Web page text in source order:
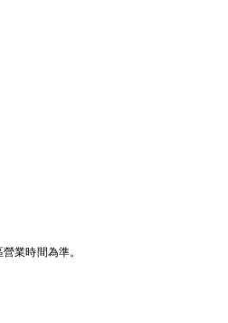
業時間為準。